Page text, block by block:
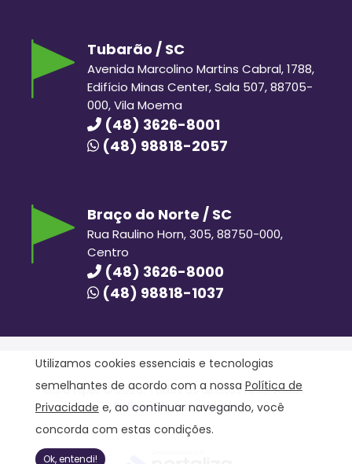
Tubarão / SC
Avenida Marcolino Martins Cabral, 1788,
Edifício Minas Center, Sala 507, 88705-
000, Vila Moema
(48) 3626-8001
(48) 98818-2057
Braço do Norte / SC
Rua Raulino Horn, 305, 88750-000,
Centro
(48) 3626-8000
(48) 98818-1037
Hora Hiper © 2020. Todos os direitos reservados.
Política de Privacidade
Utilizamos cookies essenciais e tecnologias
semelhantes de acordo com a nossa Política de
Privacidade e, ao continuar navegando, você
concorda com estas condições.
Ok, entendi!